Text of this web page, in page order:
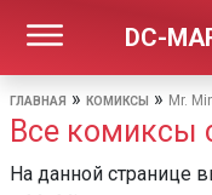
DC-
ГЛАВНАЯ » КОМИКСЫ » Mr.
Все комиксы
На данной странице